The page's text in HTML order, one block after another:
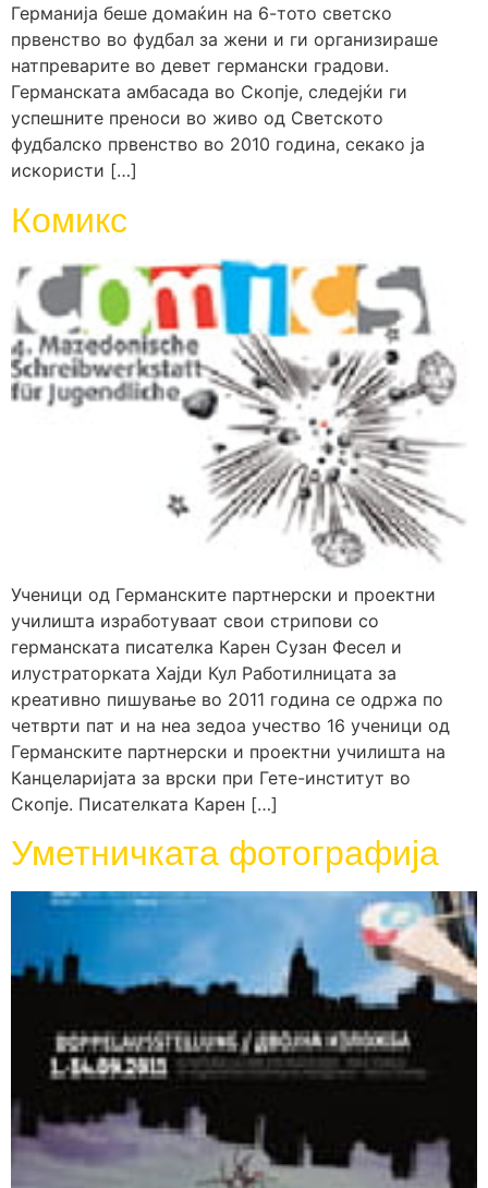
Германија беше домаќин на 6-тото светско
првенство во фудбал за жени и ги организираше
натпреварите во девет германски градови.
Германската амбасада во Скопје, следејќи ги
успешните преноси во живо од Светското
фудбалско првенство во 2010 година, секако ја
искористи […]
Комикс
Ученици од Германските партнерски и проектни
училишта изработуваат свои стрипови со
германската писателка Карен Сузан Фесел и
илустраторката Хајди Кул Работилницата за
креативно пишување во 2011 година се одржa по
четврти пат и на неа зедоа учество 16 ученици од
Германските партнерски и проектни училишта на
Канцеларијата за врски при Гете-институт во
Скопје. Писателката Карен […]
Уметничката фотографија